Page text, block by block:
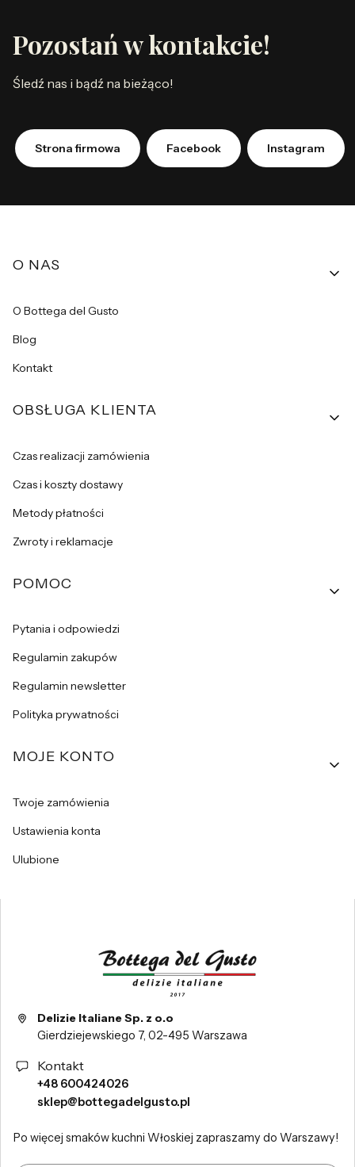
Pozostań w kontakcie!
Śledź nas i bądź na bieżąco!
Strona firmowa Facebook Instagram
Linki w stopce
O NAS
O Bottega del Gusto
Blog
Kontakt
OBSŁUGA KLIENTA
Czas realizacji zamówienia
Czas i koszty dostawy
Metody płatności
Zwroty i reklamacje
POMOC
Pytania i odpowiedzi
Regulamin zakupów
Regulamin newsletter
Polityka prywatności
MOJE KONTO
Twoje zamówienia
Ustawienia konta
Ulubione
Delizie Italiane Sp. z o.o
Gierdziejewskiego 7, 02-495 Warszawa
Kontakt
+48 600424026
sklep@bottegadelgusto.pl
Po więcej smaków kuchni Włoskiej zapraszamy do Warszawy!